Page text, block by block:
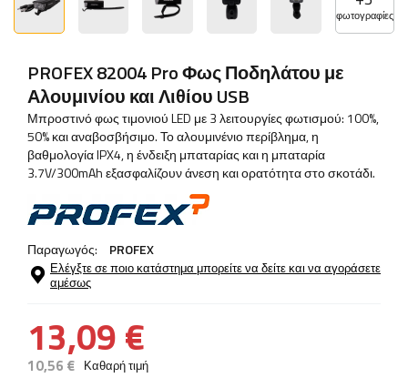
φωτογραφίες
PROFEX 82004 Pro Φως Ποδηλάτου με
Αλουμινίου και Λιθίου USB
Μπροστινό φως τιμονιού LED με 3 λειτουργίες φωτισμού: 100%,
50% και αναβοσβήσιμο. Το αλουμινένιο περίβλημα, η
βαθμολογία IPX4, η ένδειξη μπαταρίας και η μπαταρία
3.7V/300mAh εξασφαλίζουν άνεση και ορατότητα στο σκοτάδι.
Παραγωγός: PROFEX
Ελέγξτε σε ποιο κατάστημα μπορείτε να δείτε και να αγοράσετε
αμέσως
13,09 €
10,56 € Καθαρή τιμή